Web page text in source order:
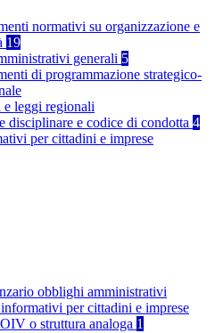
normativi su organizzazione e
19
generali 5
di programmazione strategico-
e leggi regionali
disciplinare e codice di condotta 4
per cittadini e imprese
obblighi amministrativi
per cittadini e imprese
o struttura analoga 1